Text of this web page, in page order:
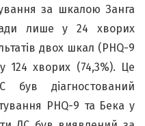
за шкалою Занга
лише у 24 хворих
двох шкал (PHQ-9
124 хворих (74,3%). Це
діагностований
PHQ-9 та Бека у